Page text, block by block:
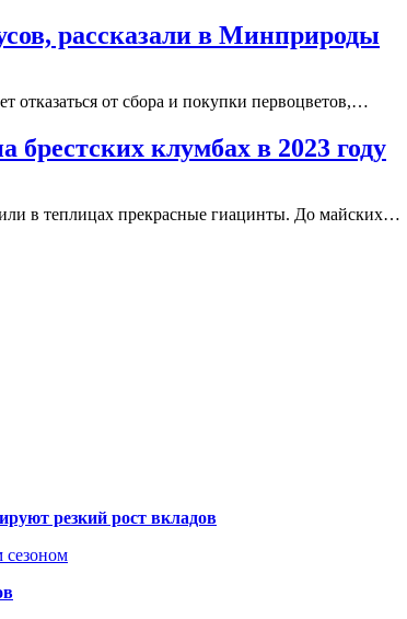
рассказали в Минприроды
от сбора и покупки первоцветов,…
клумбах в 2023 году
в теплицах прекрасные гиацинты. До майских…
резкий рост вкладов
сезоном